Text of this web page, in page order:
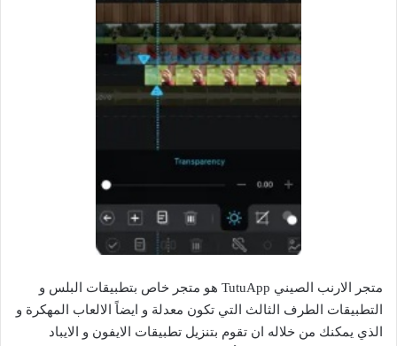
متجر الارنب الصيني TutuApp هو متجر خاص بتطبيقات البلس و
التطبيقات الطرف الثالث التي تكون معدلة و ايضاً الالعاب المهكرة و
الذي يمكنك من خلاله ان تقوم بتنزيل تطبيقات الايفون و الايباد